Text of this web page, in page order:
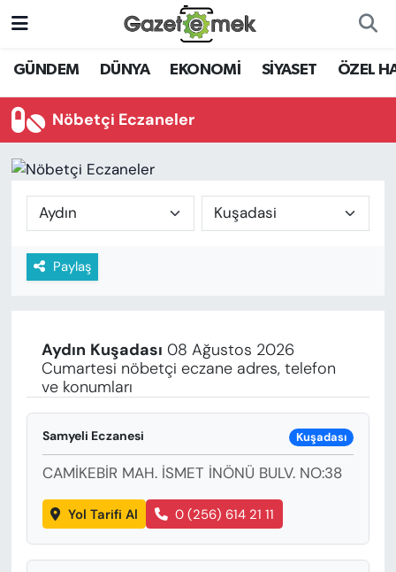
GÜNDEM DÜNYA EKONOMİ SİYASET ÖZEL
Nöbetçi Eczaneler
Paylaş
Aydın Kuşadası 08 Ağustos 2026
Cumartesi nöbetçi eczane adres, telefon
ve konumları
Samyeli Eczanesi Kuşadası
CAMİKEBİR MAH. İSMET İNÖNÜ BULV. NO:38
Yol Tarifi Al 0 (256) 614 21 11
DÜNYA
EKONOMİ
YENİ MEDYADA EMEK
GAZETECİLİĞİNİ GELİŞTİRMEK
FAYDALI BİLGİLER
EĞİTİM
SAĞLIK
SPOR
KÜLTÜR-SANAT
Nöbetçi Eczaneler
Hava Durumu
Trafik Durumu
Haber Arşivi